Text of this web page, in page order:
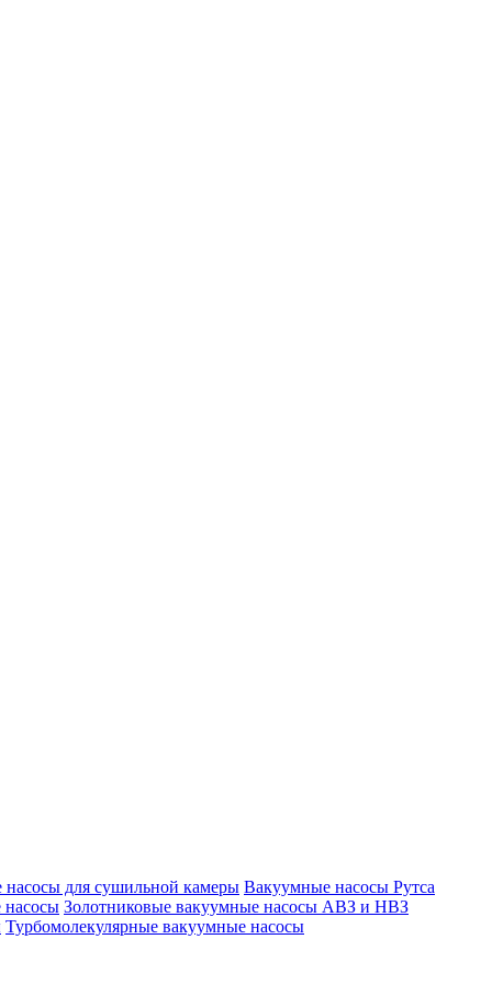
для сушильной камеры Вакуумные насосы Рутса
Золотниковые вакуумные насосы АВЗ и НВЗ
Турбомолекулярные вакуумные насосы